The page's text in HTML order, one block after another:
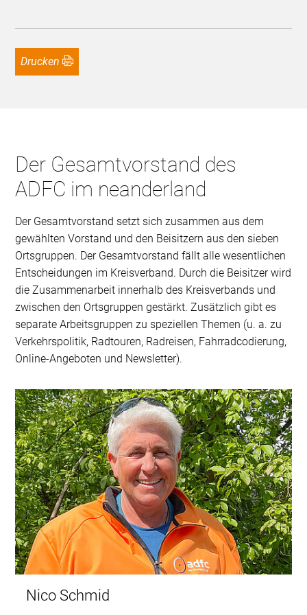
Drucken
Der Gesamtvorstand des
ADFC im neanderland
Der Gesamtvorstand setzt sich zusammen aus dem
gewählten Vorstand und den Beisitzern aus den sieben
Ortsgruppen. Der Gesamtvorstand fällt alle wesentlichen
Entscheidungen im Kreisverband. Durch die Beisitzer wird
die Zusammenarbeit innerhalb des Kreisverbands und
zwischen den Ortsgruppen gestärkt. Zusätzlich gibt es
separate Arbeitsgruppen zu speziellen Themen (u. a. zu
Verkehrspolitik, Radtouren, Radreisen, Fahrradcodierung,
Online-Angeboten und Newsletter).
Nico Schmid